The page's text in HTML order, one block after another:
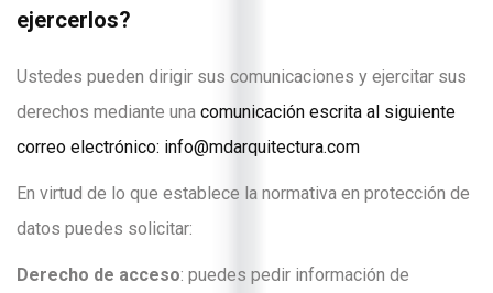
ejercerlos?
Ustedes pueden dirigir sus comunicaciones y ejercitar sus
derechos mediante una comunicación escrita al siguiente
correo electrónico: info@mdarquitectura.com
En virtud de lo que establece la normativa en protección de
datos puedes solicitar:
Derecho de acceso: puedes pedir información de